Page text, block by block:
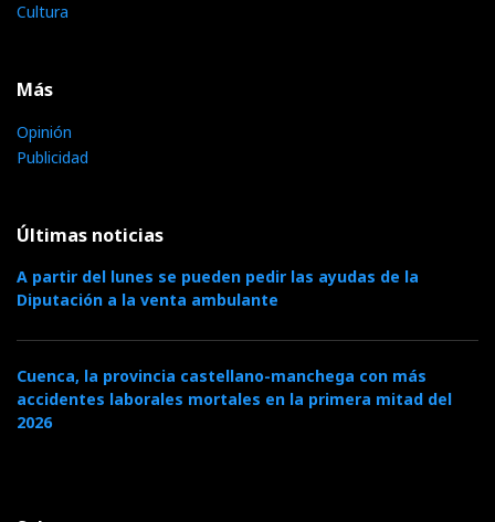
Cultura
Más
Opinión
Publicidad
Últimas noticias
A partir del lunes se pueden pedir las ayudas de la
Diputación a la venta ambulante
Cuenca, la provincia castellano-manchega con más
accidentes laborales mortales en la primera mitad del
2026